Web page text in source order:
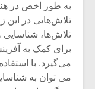
به طور اخص در
تلاش‌هایی در این
تلاش‌ها،
برای کمک به
می‌گیرد. با
می توان به